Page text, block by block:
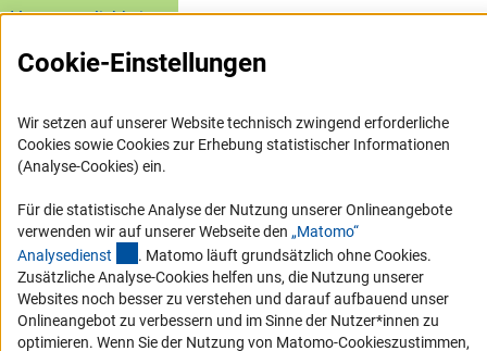
Verantwortlichkeiten
Service
RSS-Feed
Barrierefreiheit
Erklärung zur Barrierefreiheit
Barriere melden
Cookie-Einstellungen
Wir setzen auf unserer Website technisch zwingend erforderliche
Cookies sowie Cookies zur Erhebung statistischer Informationen
(Analyse-Cookies) ein.
Für die statistische Analyse der Nutzung unserer Onlineangebote
verwenden wir auf unserer Webseite den „Matomo“
Analysedienst (externer Link)
. Matomo läuft grundsätzlich ohne Cookies.
Zusätzliche Analyse-Cookies helfen uns, die Nutzung unserer
Websites noch besser zu verstehen und darauf aufbauend unser
Onlineangebot zu verbessern und im Sinne der Nutzer*innen zu
optimieren. Wenn Sie der Nutzung von Matomo-Cookieszustimmen,